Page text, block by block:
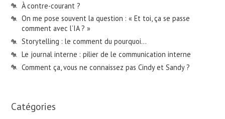
À contre-courant ?
On me pose souvent la question : « Et toi, ça se passe
comment avec l’IA ? »
Storytelling : le comment du pourquoi…
Le journal interne : pilier de le communication interne
Comment ça, vous ne connaissez pas Cindy et Sandy ?
Catégories